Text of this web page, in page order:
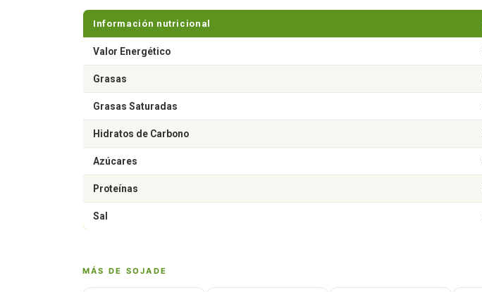
Información nutricional
Valor Energético
Grasas
Grasas Saturadas
Hidratos de Carbono
Azúcares
Proteínas
Sal
MÁS DE SOJADE